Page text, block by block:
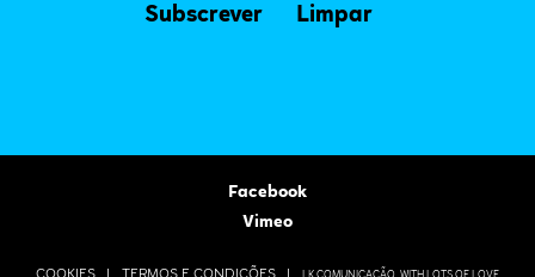
Subscrever Limpar
Facebook
Vimeo